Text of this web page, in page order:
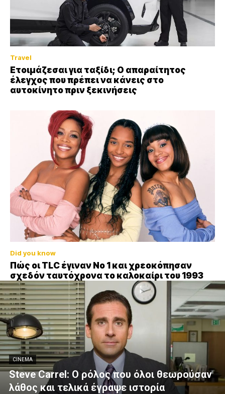
Travel
Ετοιμάζεσαι για ταξίδι; Ο απαραίτητος
έλεγχος που πρέπει να κάνεις στο
αυτοκίνητο πριν ξεκινήσεις
Did you know
Πώς οι TLC έγιναν Νο 1 και χρεοκόπησαν
σχεδόν ταυτόχρονα το καλοκαίρι του 1993
CINEMA
Steve Carrel: Ο ρόλος που όλοι θεωρούσαν
λάθος και τελικά έγραψε ιστορία